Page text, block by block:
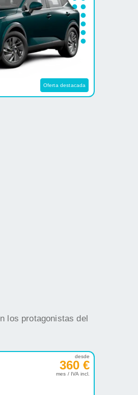
Oferta destacada
los protagonistas del
desde
360 €
mes / IVA incl.